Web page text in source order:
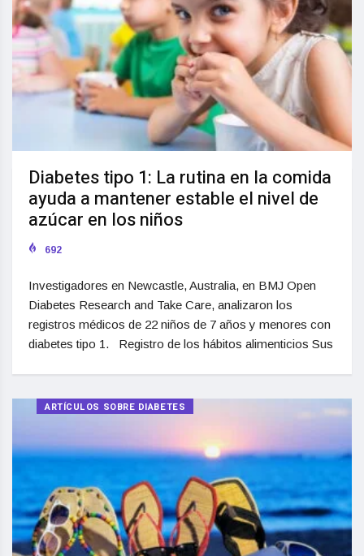
Diabetes tipo 1: La rutina en la comida
ayuda a mantener estable el nivel de
azúcar en los niños
692
Investigadores en Newcastle, Australia, en BMJ Open
Diabetes Research and Take Care, analizaron los
registros médicos de 22 niños de 7 años y menores con
diabetes tipo 1. Registro de los hábitos alimenticios Sus
ARTÍCULOS SOBRE DIABETES